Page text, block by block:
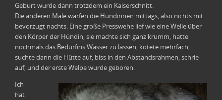
Geburt wurde dann trotzdem ein Kaiserschnitt.
Die anderen Male warfen die Hündinnen mittags, also nichts mit
bevorzugt nachts. Eine große Presswehe lief wie eine Welle über
den Körper der Hündin, sie machte sich ganz krumm, hatte
nochmals das Bedürfnis Wasser zu lassen, kotete mehrfach,
suchte dann die Hütte auf, biss in den Abstandsrahmen, schrie
auf, und der erste Welpe wurde geboren.
Ich
hat